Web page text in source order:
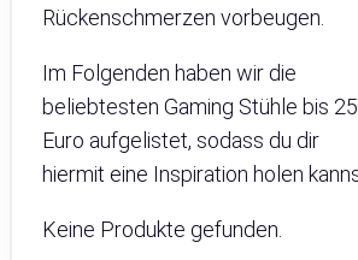
Rückenschmerzen vorbeugen.
Im Folgenden haben wir die
beliebtesten Gaming Stühle bis
Euro aufgelistet, sodass du dir
hiermit eine Inspiration holen
Keine Produkte gefunden.